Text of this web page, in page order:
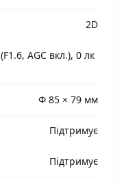
2D
AGC вкл.), 0 лк
Φ 85 × 79 мм
Підтримує
Підтримує